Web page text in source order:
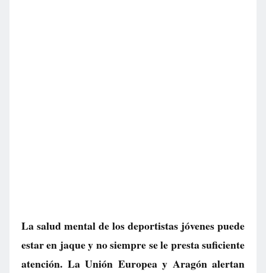
La salud mental de los deportistas jóvenes puede
estar en jaque y no siempre se le presta suficiente
atención. La Unión Europea y Aragón alertan